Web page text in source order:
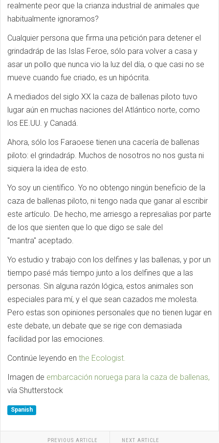
realmente peor que la crianza industrial de animales que
habitualmente ignoramos?
Cualquier persona que firma una petición para detener el
grindadráp de las Islas Feroe, sólo para volver a casa y
asar un pollo que nunca vio la luz del día, o que casi no se
mueve cuando fue criado, es un hipócrita.
A mediados del siglo XX la caza de ballenas piloto tuvo
lugar aún en muchas naciones del Atlántico norte, como
los EE.UU. y Canadá.
Ahora, sólo los Faraoese tienen una cacería de ballenas
piloto: el grindadráp. Muchos de nosotros no nos gusta ni
siquiera la idea de esto.
Yo soy un científico. Yo no obtengo ningún beneficio de la
caza de ballenas piloto, ni tengo nada que ganar al escribir
este artículo. De hecho, me arriesgo a represalias por parte
de los que sienten que lo que digo se sale del
"mantra" aceptado.
Yo estudio y trabajo con los delfines y las ballenas, y por un
tiempo pasé más tiempo junto a los delfines que a las
personas. Sin alguna razón lógica, estos animales son
especiales para mí, y el que sean cazados me molesta.
Pero estas son opiniones personales que no tienen lugar en
este debate, un debate que se rige con demasiada
facilidad por las emociones.
Continúe leyendo en the Ecologist.
Imagen de embarcación noruega para la caza de ballenas,
vía Shutterstock
Spanish
PREVIOUS ARTICLE NEXT ARTICLE